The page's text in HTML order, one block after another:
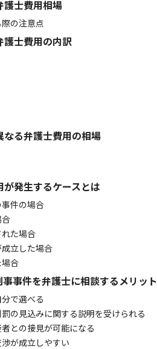
護士費用相場
の注意点
士費用の内訳
る弁護士費用の相場
発生するケースとは
件の場合
た場合
立した場合
合
事件を弁護士に相談するメリット
で選べる
の見込みに関する説明を受けられる
との接見が可能になる
が成立しやすい